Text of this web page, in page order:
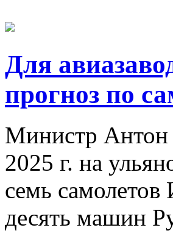
Для
прогноз по
Министр Антон
2025 г. на
семь
десять машин